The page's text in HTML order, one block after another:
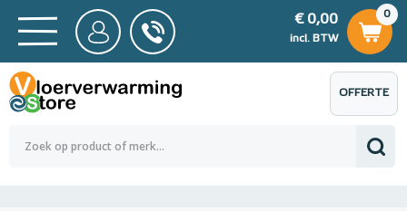
BTW
0,00
0
€ 0,00
incl. BTW
€ 0,00
OFFERTE
AANVRAGEN